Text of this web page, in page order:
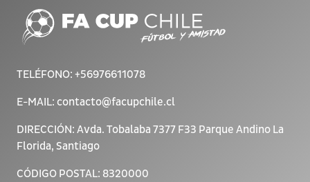
TELÉFONO: +56976611078
E-MAIL: contacto@facupchile.cl
DIRECCIÓN: Avda. Tobalaba 7377 F33 Parque Andino La
Florida, Santiago
CÓDIGO POSTAL: 8320000